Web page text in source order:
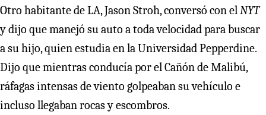
Otro habitante de LA, Jason Stroh, conversó con el NYT
y dijo que manejó su auto a toda velocidad para buscar
a su hijo, quien estudia en la Universidad Pepperdine.
Dijo que mientras conducía por el Cañón de Malibú,
ráfagas intensas de viento golpeaban su vehículo e
incluso llegaban rocas y escombros.